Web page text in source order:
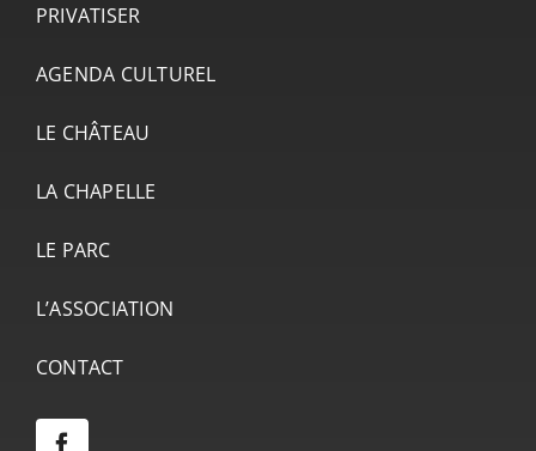
PRIVATISER
AGENDA CULTUREL
LE CHÂTEAU
LA CHAPELLE
LE PARC
L’ASSOCIATION
CONTACT